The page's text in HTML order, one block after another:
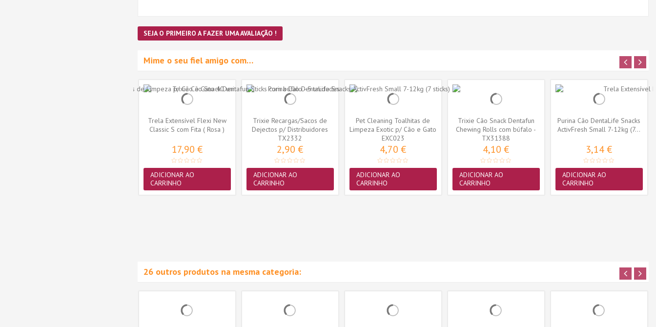
SEJA O PRIMEIRO A FAZER UMA AVALIAÇÃO !
Mime o seu fiel amigo com…
Trela Extensível Flexi New
Classic S com Fita ( Rosa )
17,90 €
ADICIONAR AO
CARRINHO
Trixie Recargas/Sacos de
Dejectos p/ Distribuidores
(TX2332)
TX2332
2,90 €
ADICIONAR AO
CARRINHO
Pet Cleaning Toalhitas de
Limpeza Exotic p/ Cão e Gato
35...
EXC023
4,70 €
ADICIONAR AO
CARRINHO
Trixie Cão Snack Dentafun
Chewing Rolls com búfalo -
5...
TX31388
4,10 €
ADICIONAR AO
CARRINHO
Purina Cão DentaLife Snacks
ActivFresh Small 7-12kg (7...
3,14 €
ADICIONAR AO
CARRINHO
26 outros produtos na mesma categoria: